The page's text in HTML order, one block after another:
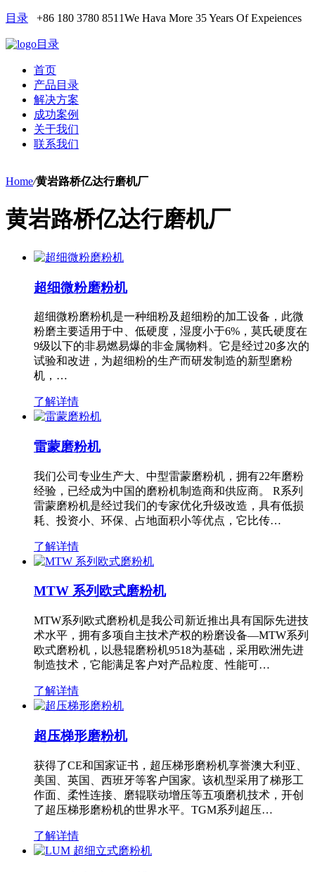
目录 +86 180 3780 8511We Hava More 35 Years Of Expeiences
目录
首页
产品目录
解决方案
成功案例
关于我们
联系我们
Home/黄岩路桥亿达行磨机厂
黄岩路桥亿达行磨机厂
超细微粉磨粉机
超细微粉磨粉机是一种细粉及超细粉的加工设备，此微
粉磨主要适用于中、低硬度，湿度小于6%，莫氏硬度在
9级以下的非易燃易爆的非金属物料。它是经过20多次的
试验和改进，为超细粉的生产而研发制造的新型磨粉
机，…
了解详情
雷蒙磨粉机
我们公司专业生产大、中型雷蒙磨粉机，拥有22年磨粉
经验，已经成为中国的磨粉机制造商和供应商。 R系列
雷蒙磨粉机是经过我们的专家优化升级改造，具有低损
耗、投资小、环保、占地面积小等优点，它比传…
了解详情
MTW 系列欧式磨粉机
MTW系列欧式磨粉机是我公司新近推出具有国际先进技
术水平，拥有多项自主技术产权的粉磨设备—MTW系列
欧式磨粉机，以悬辊磨粉机9518为基础，采用欧洲先进
制造技术，它能满足客户对产品粒度、性能可…
了解详情
超压梯形磨粉机
获得了CE和国家证书，超压梯形磨粉机享誉澳大利亚、
美国、英国、西班牙等客户国家。该机型采用了梯形工
作面、柔性连接、磨辊联动增压等五项磨机技术，开创
了超压梯形磨粉机的世界水平。TGM系列超压…
了解详情